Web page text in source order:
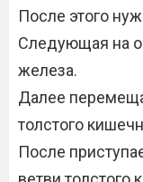
После этого
Следующая на
железа.
Далее
толстого
После